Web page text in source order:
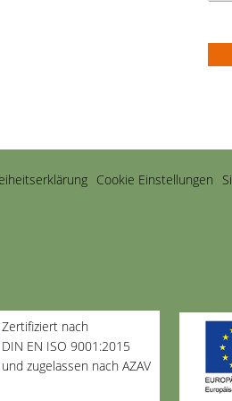
Cookie Einstellungen
Zertifiziert nach
DIN EN ISO 9001:2015
und zugelassen nach AZAV